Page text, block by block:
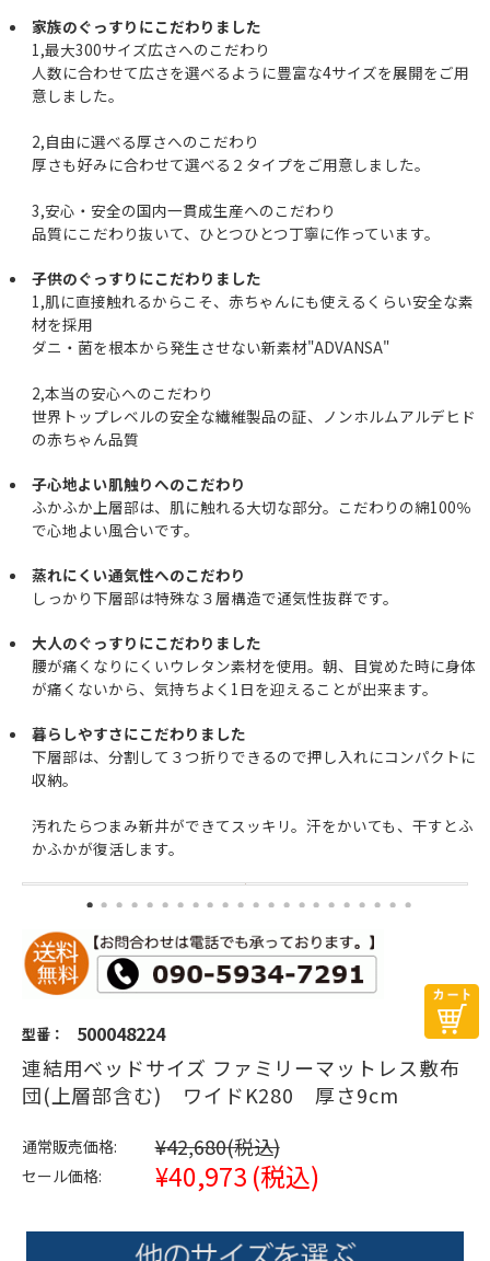
家族のぐっすりにこだわりました
1,最大300サイズ広さへのこだわり
人数に合わせて広さを選べるように豊富な4サイズを展開をご用
意しました。
2,自由に選べる厚さへのこだわり
厚さも好みに合わせて選べる２タイプをご用意しました。
3,安心・安全の国内一貫成生産へのこだわり
品質にこだわり抜いて、ひとつひとつ丁寧に作っています。
子供のぐっすりにこだわりました
1,肌に直接触れるからこそ、赤ちゃんにも使えるくらい安全な素
材を採用
ダニ・菌を根本から発生させない新素材"ADVANSA"
2,本当の安心へのこだわり
世界トップレベルの安全な繊維製品の証、ノンホルムアルデヒド
の赤ちゃん品質
子心地よい肌触りへのこだわり
ふかふか上層部は、肌に触れる大切な部分。こだわりの綿100％
で心地よい風合いです。
蒸れにくい通気性へのこだわり
しっかり下層部は特殊な３層構造で通気性抜群です。
大人のぐっすりにこだわりました
腰が痛くなりにくいウレタン素材を使用。朝、目覚めた時に身体
が痛くないから、気持ちよく1日を迎えることが出来ます。
暮らしやすさにこだわりました
下層部は、分割して３つ折りできるので押し入れにコンパクトに
収納。
汚れたらつまみ新井ができてスッキリ。汗をかいても、干すとふ
かふかが復活します。
型番： 500048224
連結用ベッドサイズ ファミリーマットレス敷布
団(上層部含む) ワイドK280 厚さ9cm
通常販売価格: ¥42,680(税込)
セール価格: ¥40,973 (税込)